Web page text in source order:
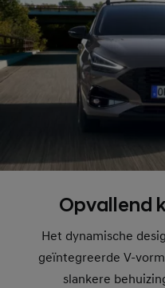
Opvallend
Het dynamische
geïntegreerde V-
slankere